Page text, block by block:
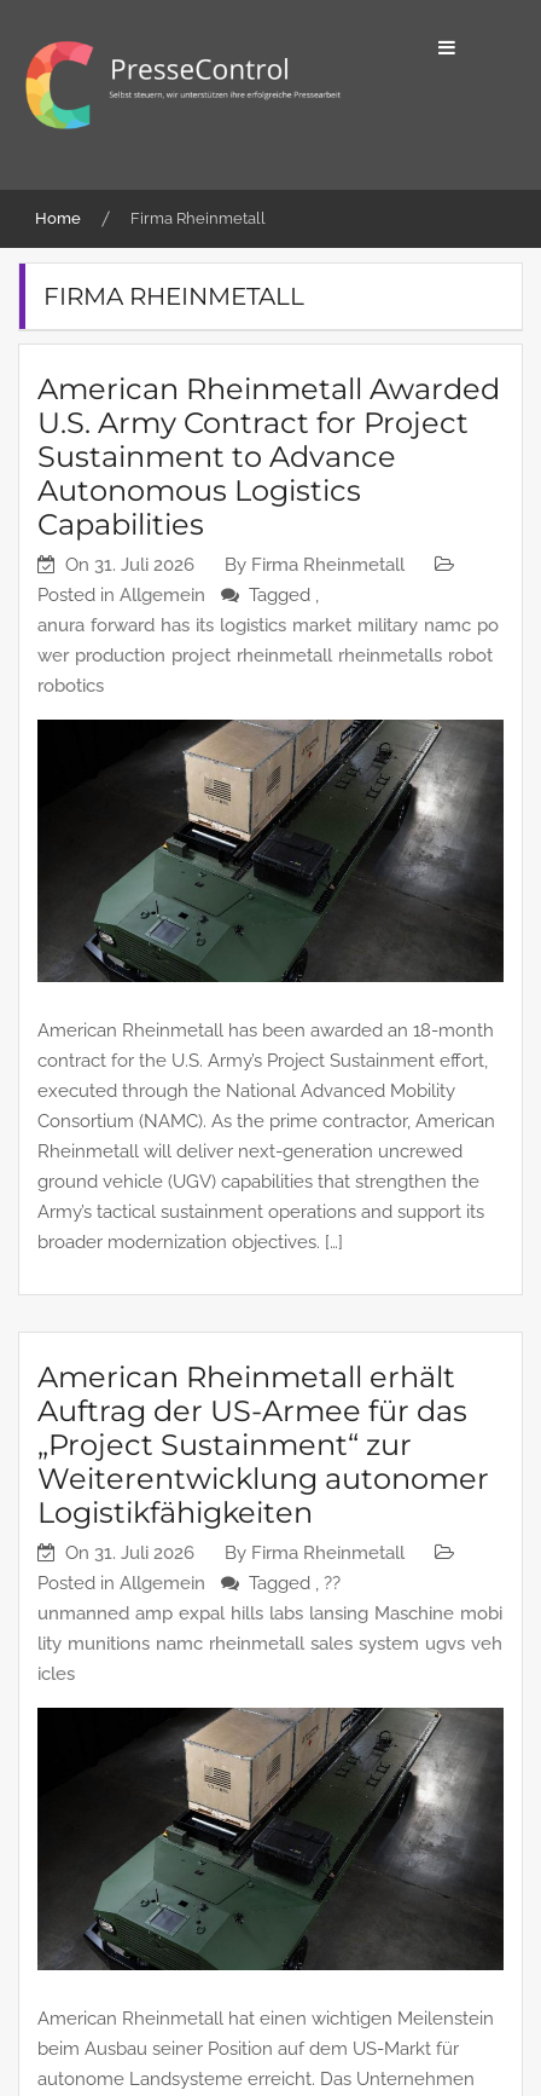
content
PresseControl
erfolgreiche Pressearbeit
Home Firma Rheinmetall
FIRMA RHEINMETALL
American Rheinmetall Awarded
U.S. Army Contract for Project
Sustainment to Advance
Autonomous Logistics
Capabilities
On 31. Juli 2026 By Firma Rheinmetall
Posted in Allgemein
Tagged ,
anura forward has its logistics market military namc po
wer production project rheinmetall rheinmetalls robot
robotics
American Rheinmetall has been awarded an 18-month
contract for the U.S. Army’s Project Sustainment effort,
executed through the National Advanced Mobility
Consortium (NAMC). As the prime contractor, American
Rheinmetall will deliver next‑generation uncrewed
ground vehicle (UGV) capabilities that strengthen the
Army’s tactical sustainment operations and support its
broader modernization objectives. […]
American Rheinmetall erhält
Auftrag der US-Armee für das
„Project Sustainment“ zur
Weiterentwicklung autonomer
Logistikfähigkeiten
On 31. Juli 2026 By Firma Rheinmetall
Posted in Allgemein Tagged , ??
unmanned amp expal hills labs lansing Maschine mobi
lity munitions namc rheinmetall sales system ugvs veh
icles
American Rheinmetall hat einen wichtigen Meilenstein
beim Ausbau seiner Position auf dem US-Markt für
autonome Landsysteme erreicht. Das Unternehmen